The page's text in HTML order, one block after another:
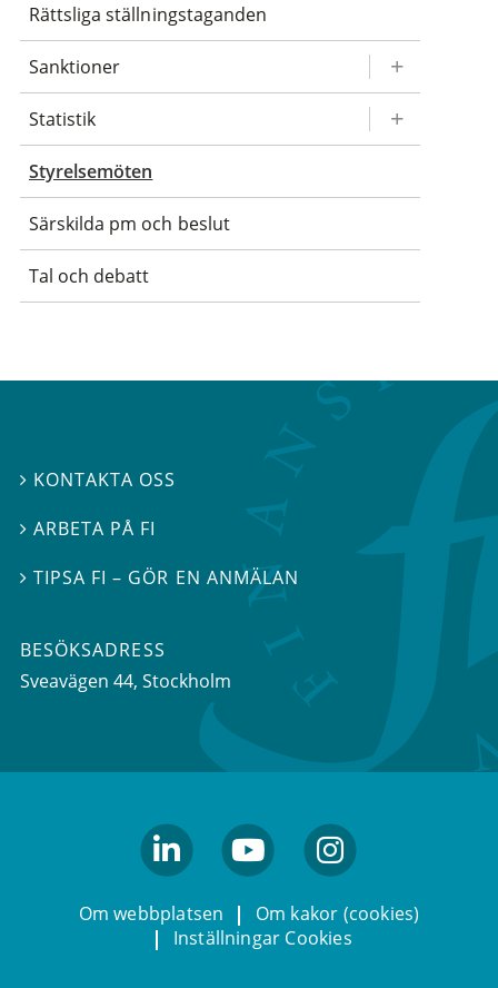
Rättsliga ställningstaganden
Sanktioner
Statistik
Styrelsemöten
Särskilda pm och beslut
Tal och debatt
 KONTAKTA OSS
 ARBETA PÅ FI
TIPSA FI – GÖR EN ANMÄLAN
BESÖKSADRESS
Sveavägen 44, Stockholm
Om webbplatsen
Om kakor (cookies)
Inställningar Cookies